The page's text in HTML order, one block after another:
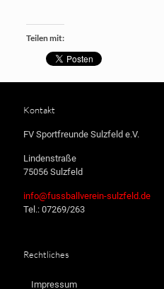
Teilen mit:
Kontakt
FV Sportfreunde Sulzfeld e.V.
Lindenstraße
75056 Sulzfeld
info@fussballverein-sulzfeld.de
Tel.: 07269/263
Rechtliches
Impressum